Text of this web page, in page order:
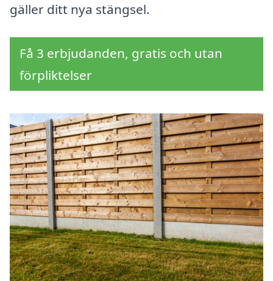
gäller ditt nya stängsel.
Få 3 erbjudanden, gratis och utan
förpliktelser